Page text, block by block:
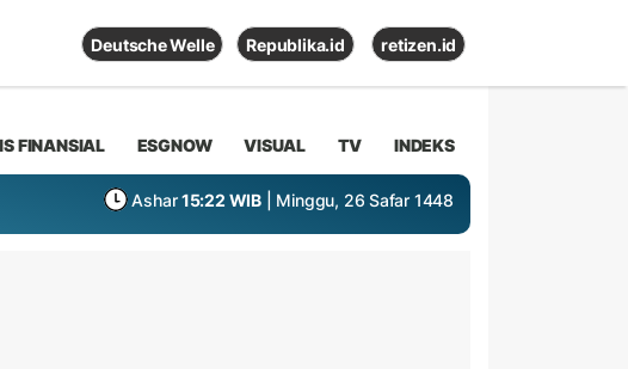
Deutsche Welle Republika.id retizen.id
FINANSIAL ESGNOW VISUAL TV INDEKS
Ashar 15:22 WIB | Minggu, 26 Safar 1448